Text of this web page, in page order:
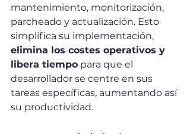
mantenimiento, monitorización,
parcheado y actualización. Esto
simplifica su implementación,
elimina los costes operativos y
libera tiempo para que el
desarrollador se centre en sus
tareas específicas, aumentando así
su productividad.